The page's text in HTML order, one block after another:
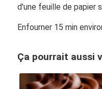
d'une feuille de papier
Enfourner 15 min
Ça pourrait aussi